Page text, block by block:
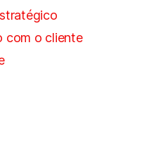
com o cliente